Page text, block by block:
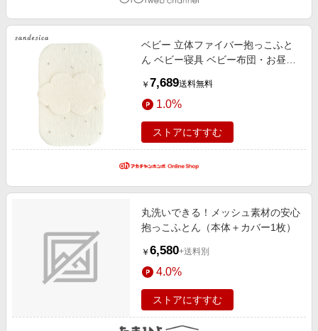
ベビー 立体ファイバー抱っこふと
ん ベビー寝具 ベビー布団・お昼寝
￥ 7,689送料無料
1.0%
ストアにすすむ
丸洗いできる！メッシュ素材の安心
抱っこふとん（本体＋カバー1枚）
￥ 6,580+送料別
4.0%
ストアにすすむ